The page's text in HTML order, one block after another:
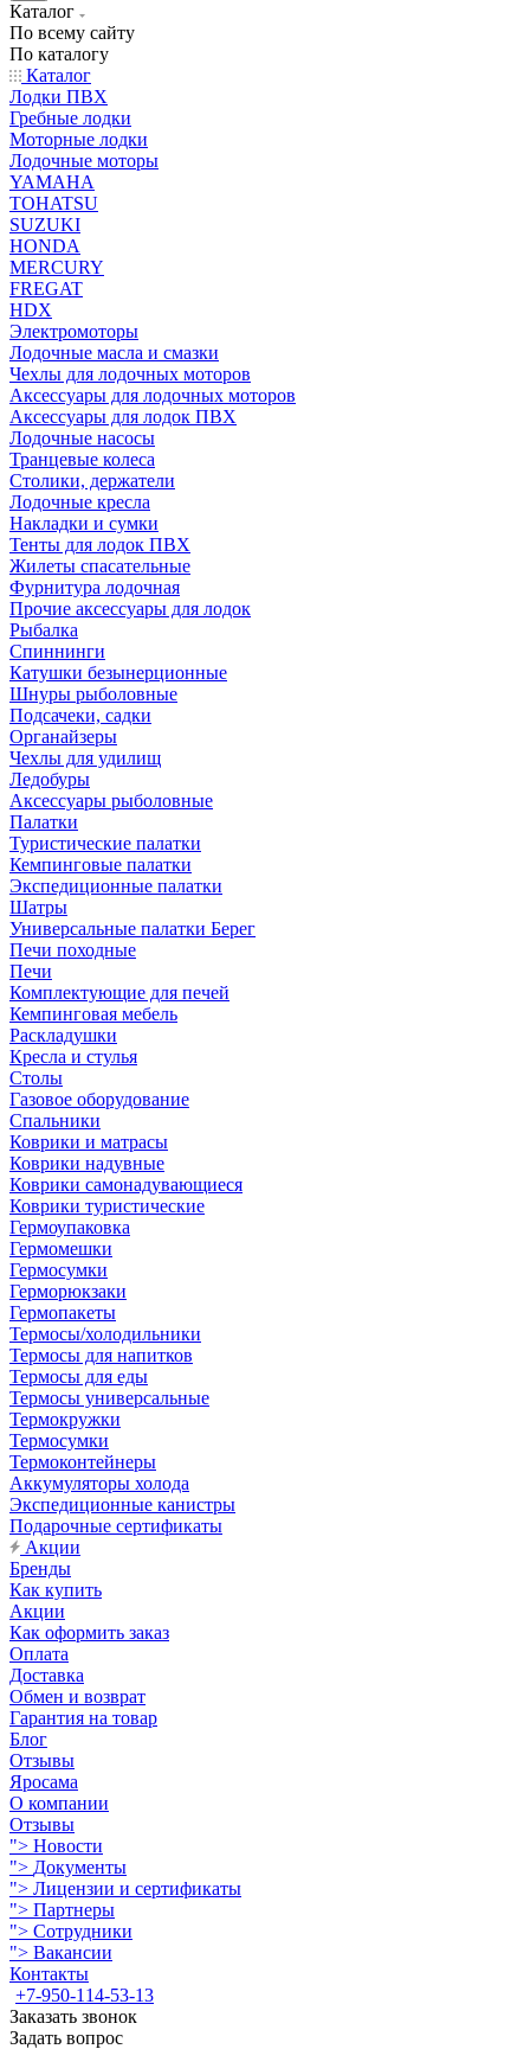
Каталог
По всему сайту
По каталогу
Каталог
Лодки ПВХ
Гребные лодки
Моторные лодки
Лодочные моторы
YAMAHA
TOHATSU
SUZUKI
HONDA
MERCURY
FREGAT
HDX
Электромоторы
Лодочные масла и смазки
Чехлы для лодочных моторов
Аксессуары для лодочных моторов
Аксессуары для лодок ПВХ
Лодочные насосы
Транцевые колеса
Столики, держатели
Лодочные кресла
Накладки и сумки
Тенты для лодок ПВХ
Жилеты спасательные
Фурнитура лодочная
Прочие аксессуары для лодок
Рыбалка
Спиннинги
Катушки безынерционные
Шнуры рыболовные
Подсачеки, садки
Органайзеры
Чехлы для удилищ
Ледобуры
Аксессуары рыболовные
Палатки
Туристические палатки
Кемпинговые палатки
Экспедиционные палатки
Шатры
Универсальные палатки Берег
Печи походные
Печи
Комплектующие для печей
Кемпинговая мебель
Раскладушки
Кресла и стулья
Столы
Газовое оборудование
Спальники
Коврики и матрасы
Коврики надувные
Коврики самонадувающиеся
Коврики туристические
Гермоупаковка
Гермомешки
Гермосумки
Герморюкзаки
Гермопакеты
Термосы/холодильники
Термосы для напитков
Термосы для еды
Термосы универсальные
Термокружки
Термосумки
Термоконтейнеры
Аккумуляторы холода
Экспедиционные канистры
Подарочные сертификаты
Акции
Бренды
Как купить
Акции
Как оформить заказ
Оплата
Доставка
Обмен и возврат
Гарантия на товар
Блог
Отзывы
Яросама
О компании
Отзывы
"> Новости
"> Документы
"> Лицензии и сертификаты
"> Партнеры
"> Сотрудники
"> Вакансии
Контакты
+7-950-114-53-13
Заказать звонок
Задать вопрос